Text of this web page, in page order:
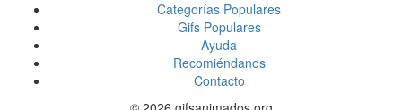
Categorías Populares
Gifs Populares
Ayuda
Recomiéndanos
Contacto